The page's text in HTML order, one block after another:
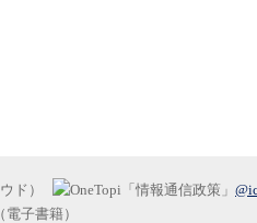
ウド）
（電子書籍）